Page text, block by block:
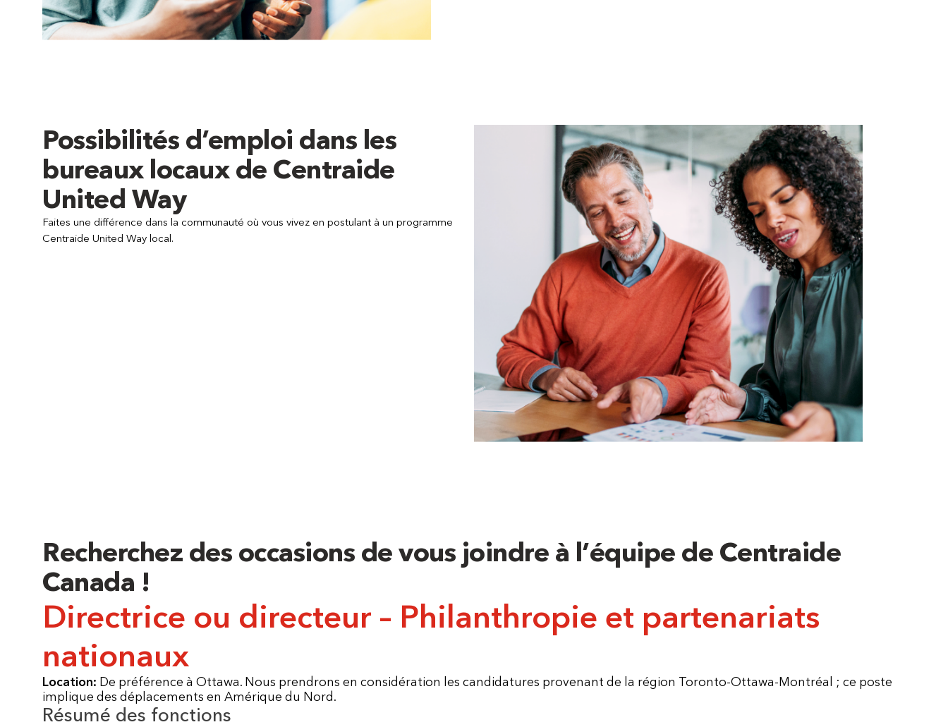
Possibilités d’emploi dans les
bureaux locaux de Centraide
United Way
Faites une différence dans la communauté où vous vivez en postulant à un programme
Centraide United Way local.
Recherchez des occasions de vous joindre à l’équipe de Centraide
Canada !
Directrice ou directeur – Philanthropie et partenariats
nationaux
Location: De préférence à Ottawa. Nous prendrons en considération les candidatures provenant de la région Toronto-Ottawa-Montréal ; ce poste
implique des déplacements en Amérique du Nord.
Résumé des fonctions